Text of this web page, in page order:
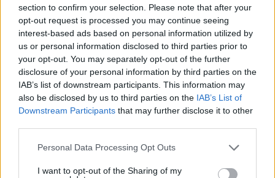
section to confirm your selection. Please note that after your
opt-out request is processed you may continue seeing
interest-based ads based on personal information utilized by
us or personal information disclosed to third parties prior to
your opt-out. You may separately opt-out of the further
disclosure of your personal information by third parties on the
IAB’s list of downstream participants. This information may
also be disclosed by us to third parties on the IAB’s List of
Downstream Participants that may further disclose it to other
Please note that this website/app uses one or more Google
not limited to your visit or usage behaviour. You may click to
Personal Data Processing Opt Outs
I want to opt-out of the Sharing of my